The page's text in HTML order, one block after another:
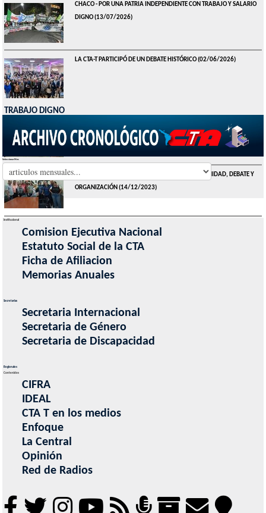
CHACO - POR UNA PATRIA INDEPENDIENTE CON TRABAJO Y SALARIO
DIGNO(13/07/2026)
LA CTA-T PARTICIPÓ DE UN DEBATE HISTÓRICO(02/06/2026)
TRABAJO DIGNO
CHACO DICE BASTA DE ENTREGA
FRENTE BARRIAL CTA - ES MOMENTO DE MAYOR UNIDAD, DEBATE Y
ORGANIZACIÓN(14/12/2023)
ASOCIACIÓN DE PRENSA DE SANTA FE
Seleccionar Mes
Institucional
Comision Ejecutiva Nacional
Estatuto Social de la CTA
Ficha de Afiliacion
Memorias Anuales
Secretarias
Secretaria Internacional
Secretaria de Género
Secretaria de Discapacidad
Regionales
Contenidos
CIFRA
IDEAL
CTA T en los medios
Enfoque
La Central
Opinión
Red de Radios